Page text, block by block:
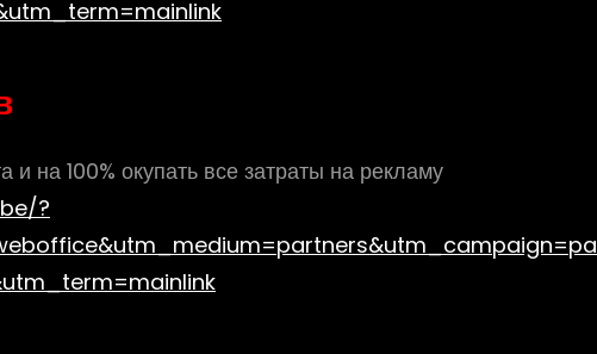
и на 100% окупать все затраты на рекламу
?